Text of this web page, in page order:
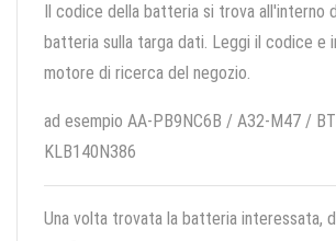
Il codice della batteria si trova all'interno
batteria sulla targa dati. Leggi il codice e
motore di ricerca del negozio.
ad esempio AA-PB9NC6B / A32-M47 /
KLB140N386
Una volta trovata la batteria interessata,